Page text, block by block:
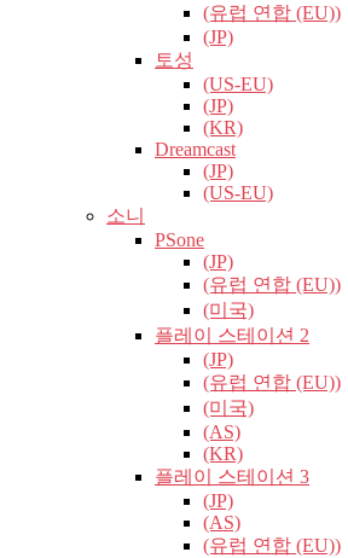
(유럽​​ 연합 (EU))
(JP)
토성
(US-EU)
(JP)
(KR)
Dreamcast
(JP)
(US-EU)
소니
PSone
(JP)
(유럽​​ 연합 (EU))
(미국)
플레이 스테이션 2
(JP)
(유럽​​ 연합 (EU))
(미국)
(AS)
(KR)
플레이 스테이션 3
(JP)
(AS)
(유럽​​ 연합 (EU))